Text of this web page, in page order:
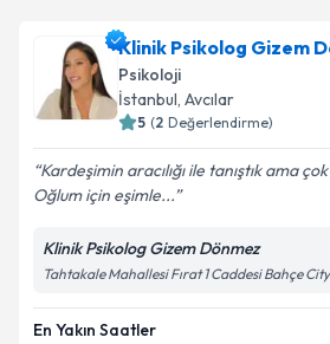
Klinik Psikolog Gizem
Psikoloji
İstanbul, Avcılar
5 (2 Değerlendirme)
Kardeşimin aracılığı ile tanıştık ama
Oğlum için eşimle...
Klinik Psikolog Gizem Dönmez
Tahtakale Mahallesi Fırat 1 Caddesi Bahçe
En Yakın Saatler